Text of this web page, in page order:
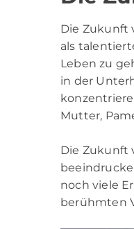
Die Zukunft
als
Leben zu
in der
Mutter,
Die Zukunft
noch viele
berühmten